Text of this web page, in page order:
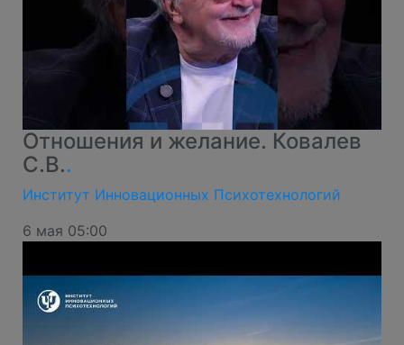
Отношения и желание. Ковалев
С.В..
Институт Инновационных Психотехнологий
6 мая 05:00